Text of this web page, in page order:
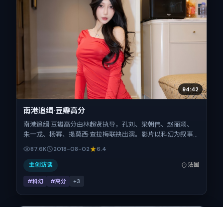
94:42
南港追缉·豆瓣高分
南港追缉·豆瓣高分由林超贤执导，孔刘、梁朝伟、赵丽颖、
朱一龙、杨幂、提莫西·查拉梅联袂出演。影片以科幻为叙事
引擎，将故事锚定在法国，借跨文化视角下的群像碰撞推进人
物抉择与反转。2018年8月2日于法国首映（暑期档），片长
94分钟，适合喜欢强情节与细腻表演的观众。
87.6K 2018-08-02 6.4
主创访谈 法国
#科幻 #高分 +3